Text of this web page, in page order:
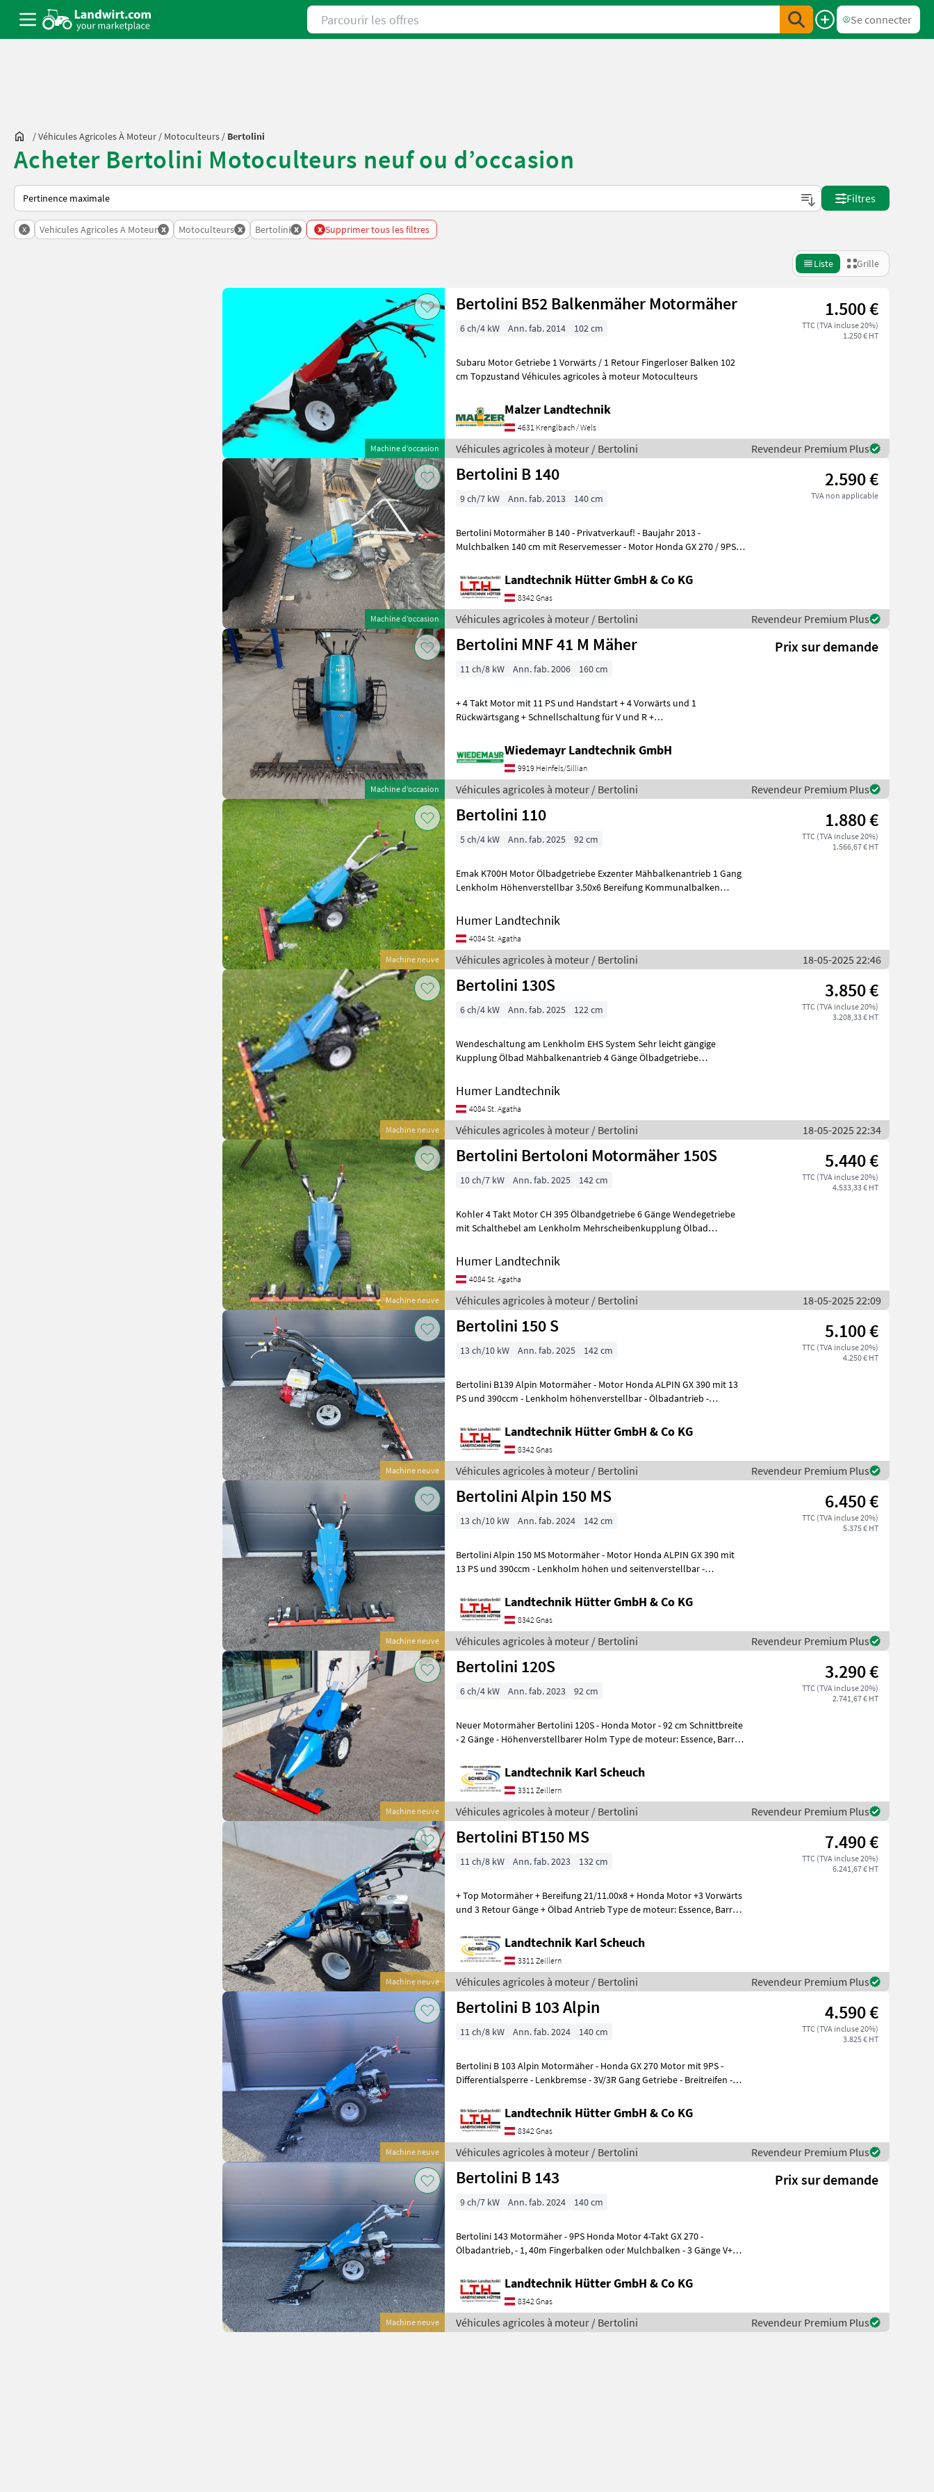
Parcourir les offres
Se connecter
/Véhicules Agricoles À Moteur / Motoculteurs / Bertolini
Acheter Bertolini Motoculteurs neuf ou d’occasion
Voici comment les annonces sont triées sur Landwirt.com
Filtres
x Vehicules Agricoles A Moteur x Motoculteurs x Bertolini x x Supprimer tous les filtres
Liste Grille
Machine d’occasion
Bertolini B52 Balkenmäher Motormäher 1.500 €
TTC (TVA incluse 20%)
1.250 € HT
6 ch/4 kW Ann. fab. 2014 102 cm
Subaru Motor Getriebe 1 Vorwärts / 1 Retour Fingerloser Balken 102
cm Topzustand Véhicules agricoles à moteur Motoculteurs
Malzer Landtechnik
4631 Krenglbach / Wels
Véhicules agricoles à moteur / Bertolini Revendeur Premium Plus
Machine d’occasion
Bertolini B 140 2.590 €
TVA non applicable
9 ch/7 kW Ann. fab. 2013 140 cm
Bertolini Motormäher B 140 - Privatverkauf! - Baujahr 2013 -
Mulchbalken 140 cm mit Reservemesser - Motor Honda GX 270 / 9PS -
Landtechnik Hütter GmbH & Co KG
8342 Gnas
Véhicules agricoles à moteur / Bertolini Revendeur Premium Plus
Machine d’occasion
Bertolini MNF 41 M Mäher Prix sur demande
11 ch/8 kW Ann. fab. 2006 160 cm
+ 4 Takt Motor mit 11 PS und Handstart + 4 Vorwärts und 1
Rückwärtsgang + Schnellschaltung für V und R +
Wiedemayr Landtechnik GmbH
9919 Heinfels/Sillian
Véhicules agricoles à moteur / Bertolini Revendeur Premium Plus
Machine neuve
Bertolini 110 1.880 €
TTC (TVA incluse 20%)
1.566,67 € HT
5 ch/4 kW Ann. fab. 2025 92 cm
Emak K700H Motor Ölbadgetriebe Exzenter Mähbalkenantrieb 1 Gang
Lenkholm Höhenverstellbar 3.50x6 Bereifung Kommunalbalken
Humer Landtechnik
4084 St. Agatha
Véhicules agricoles à moteur / Bertolini 18-05-2025 22:46
Machine neuve
Bertolini 130S 3.850 €
TTC (TVA incluse 20%)
3.208,33 € HT
6 ch/4 kW Ann. fab. 2025 122 cm
Wendeschaltung am Lenkholm EHS System Sehr leicht gängige
Kupplung Ölbad Mähbalkenantrieb 4 Gänge Ölbadgetriebe
Humer Landtechnik
4084 St. Agatha
Véhicules agricoles à moteur / Bertolini 18-05-2025 22:34
Machine neuve
Bertolini Bertoloni Motormäher 150S 5.440 €
TTC (TVA incluse 20%)
4.533,33 € HT
10 ch/7 kW Ann. fab. 2025 142 cm
Kohler 4 Takt Motor CH 395 Ölbandgetriebe 6 Gänge Wendegetriebe
mit Schalthebel am Lenkholm Mehrscheibenkupplung Ölbad
Humer Landtechnik
4084 St. Agatha
Véhicules agricoles à moteur / Bertolini 18-05-2025 22:09
Machine neuve
Bertolini 150 S 5.100 €
TTC (TVA incluse 20%)
4.250 € HT
13 ch/10 kW Ann. fab. 2025 142 cm
Bertolini B139 Alpin Motormäher - Motor Honda ALPIN GX 390 mit 13
PS und 390ccm - Lenkholm höhenverstellbar - Ölbadantrieb -
Landtechnik Hütter GmbH & Co KG
8342 Gnas
Véhicules agricoles à moteur / Bertolini Revendeur Premium Plus
Machine neuve
Bertolini Alpin 150 MS 6.450 €
TTC (TVA incluse 20%)
5.375 € HT
13 ch/10 kW Ann. fab. 2024 142 cm
Bertolini Alpin 150 MS Motormäher - Motor Honda ALPIN GX 390 mit
13 PS und 390ccm - Lenkholm höhen und seitenverstellbar -
Landtechnik Hütter GmbH & Co KG
8342 Gnas
Véhicules agricoles à moteur / Bertolini Revendeur Premium Plus
Machine neuve
Bertolini 120S 3.290 €
TTC (TVA incluse 20%)
2.741,67 € HT
6 ch/4 kW Ann. fab. 2023 92 cm
Neuer Motormäher Bertolini 120S - Honda Motor - 92 cm Schnittbreite
- 2 Gänge - Höhenverstellbarer Holm Type de moteur: Essence, Barre
Landtechnik Karl Scheuch
3311 Zeillern
Véhicules agricoles à moteur / Bertolini Revendeur Premium Plus
Machine neuve
Bertolini BT150 MS 7.490 €
TTC (TVA incluse 20%)
6.241,67 € HT
11 ch/8 kW Ann. fab. 2023 132 cm
+ Top Motormäher + Bereifung 21/11.00x8 + Honda Motor +3 Vorwärts
und 3 Retour Gänge + Ölbad Antrieb Type de moteur: Essence, Barres
Landtechnik Karl Scheuch
3311 Zeillern
Véhicules agricoles à moteur / Bertolini Revendeur Premium Plus
Machine neuve
Bertolini B 103 Alpin 4.590 €
TTC (TVA incluse 20%)
3.825 € HT
11 ch/8 kW Ann. fab. 2024 140 cm
Bertolini B 103 Alpin Motormäher - Honda GX 270 Motor mit 9PS -
Differentialsperre - Lenkbremse - 3V/3R Gang Getriebe - Breitreifen -
Landtechnik Hütter GmbH & Co KG
8342 Gnas
Véhicules agricoles à moteur / Bertolini Revendeur Premium Plus
Machine neuve
Bertolini B 143 Prix sur demande
9 ch/7 kW Ann. fab. 2024 140 cm
Bertolini 143 Motormäher - 9PS Honda Motor 4-Takt GX 270 -
Ölbadantrieb, - 1, 40m Fingerbalken oder Mulchbalken - 3 Gänge V+R
Landtechnik Hütter GmbH & Co KG
8342 Gnas
Véhicules agricoles à moteur / Bertolini Revendeur Premium Plus